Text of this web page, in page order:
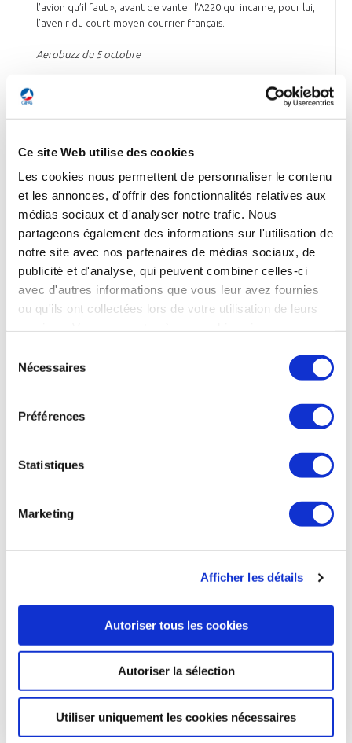
Ce site Web utilise des cookies
Les cookies nous permettent de personnaliser le contenu
et les annonces, d'offrir des fonctionnalités relatives aux
médias sociaux et d'analyser notre trafic. Nous
partageons également des informations sur l'utilisation de
notre site avec nos partenaires de médias sociaux, de
publicité et d'analyse, qui peuvent combiner celles-ci
avec d'autres informations que vous leur avez fournies
ou qu'ils ont collectées lors de votre utilisation de leurs
Nécessaires
Préférences
Statistiques
Marketing
Afficher les détails
Autoriser tous les cookies
Autoriser la sélection
Utiliser uniquement les cookies nécessaires
l’avion qu’il faut », avant de vanter l’A220 qui incarne, pour lui,
l’avenir du court-moyen-courrier français.
Aerobuzz du 5 octobre
INNOVATION
INNOVATION
Le Salon UAV Show se tiendra à Bordeaux du
10 au 12 octobre
Le Salon UAV Show2023, le salon européen du drone
au palais des congrès et sur l’aéroport de Bordeaux-
Mérignac. Ce salon met en avant l'innovation, la diversité et
évolue rapidement. Le Salon UAV Show accueillera une
l'agriculture de précision, la cartographie, etc. Cette
diversité reflète l'étendue des applications possibles pour
ateliers abordera un large éventail de problématiques
allant, de la surveillance à la sécurité, en passant par
la plateforme aéroportuaire afin d’ajouter une dimension
pratique pour les visiteurs. Si les discussions sur le transport
d’intérêt, l'accent sera mis sur des utilisations plus cruciales
DÉFENSE